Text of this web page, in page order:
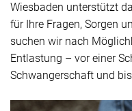
Wiesbaden unterstützt
für Ihre Fragen, Sorgen
suchen wir nach
Entlastung – vor einer
Schwangerschaft und